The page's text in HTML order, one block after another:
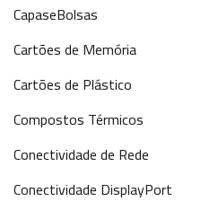
CapaseBolsas
Cartões de Memória
Cartões de Plástico
Compostos Térmicos
Conectividade de Rede
Conectividade DisplayPort